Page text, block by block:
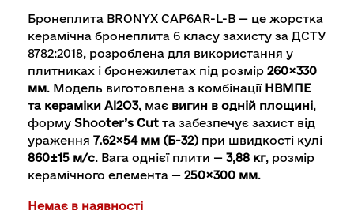
Бронеплита BRONYX CAP6AR-L-B — це жорстка
керамічна бронеплита 6 класу захисту за ДСТУ
8782:2018, розроблена для використання у
плитниках і бронежилетах під розмір 260×330
мм. Модель виготовлена з комбінації НВМПЕ
та кераміки Al2O3, має вигин в одній площині,
форму Shooter’s Cut та забезпечує захист від
ураження 7.62×54 мм (Б-32) при швидкості кулі
860±15 м/с. Вага однієї плити — 3,88 кг, розмір
керамічного елемента — 250×300 мм.
Немає в наявності